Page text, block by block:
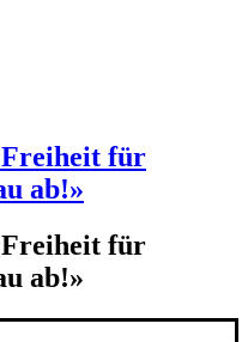
für
ab!»
für
ab!»